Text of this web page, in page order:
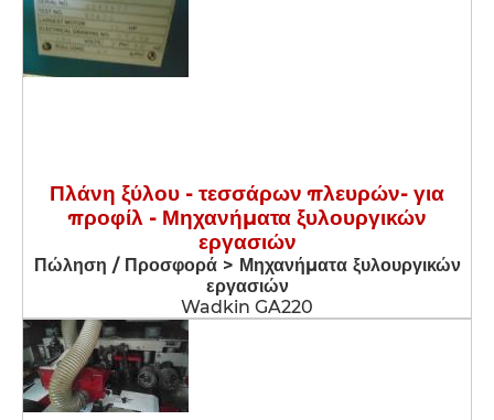
Πλάνη ξύλου - τεσσάρων πλευρών- για
προφίλ - Μηχανήματα ξυλουργικών
εργασιών
Πώληση / Προσφορά > Μηχανήματα ξυλουργικών
εργασιών
Wadkin GA220